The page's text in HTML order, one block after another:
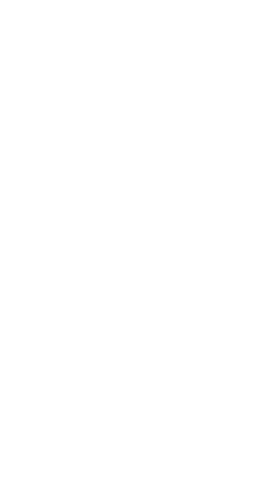
Quisiera
tipo de
atención en
No hará
Es por ello que el
recupere la
cuando la recupere,
serenidad que una